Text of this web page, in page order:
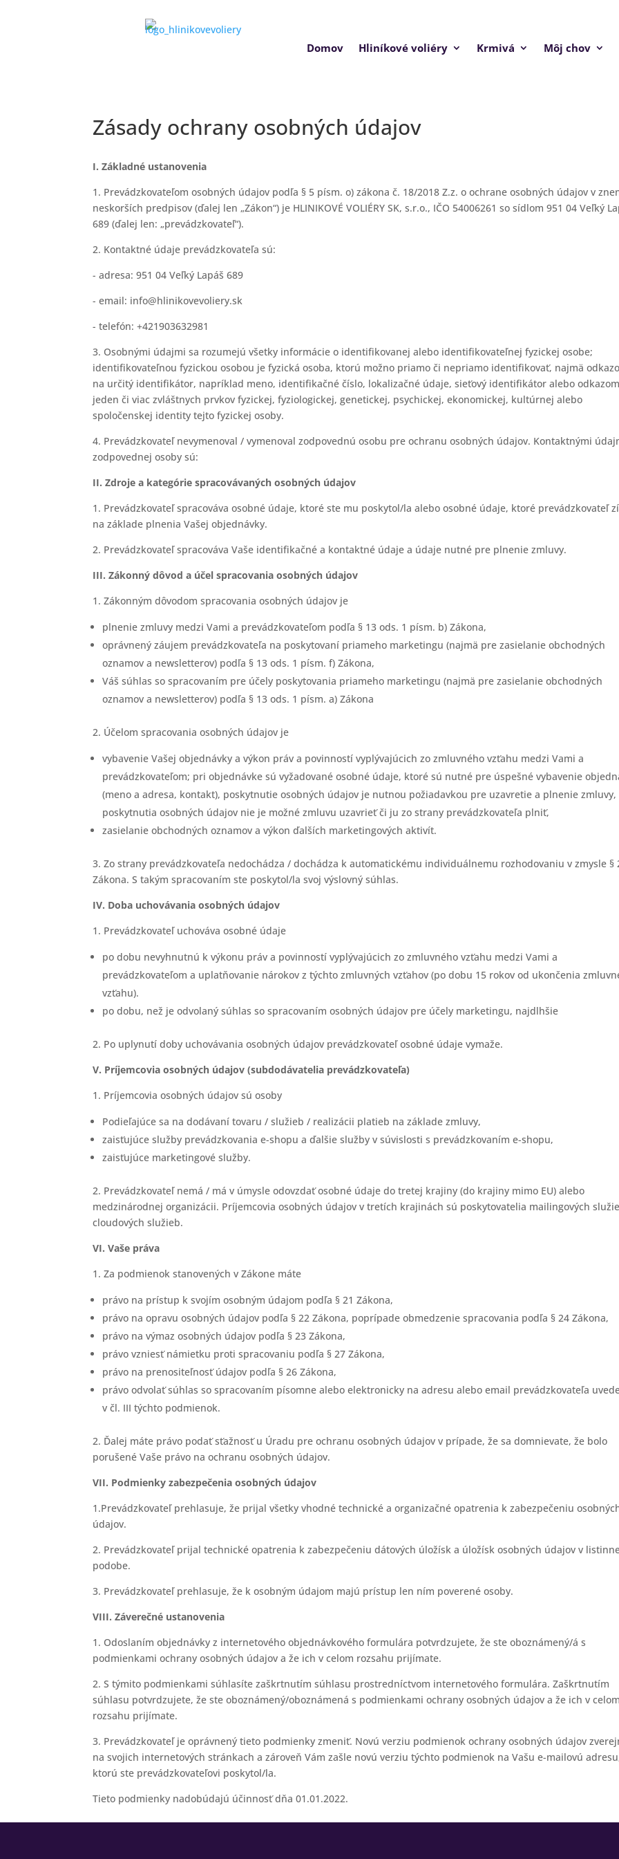
Domov Hliníkové voliéry Krmivá Môj chov
Zásady ochrany osobných údajov
I. Základné ustanovenia
1. Prevádzkovateľom osobných údajov podľa § 5 písm. o) zákona č. 18/2018 Z.z. o ochrane osobných údajov v
neskorších predpisov (ďalej len „Zákon“) je HLINIKOVÉ VOLIÉRY SK, s.r.o., IČO 54006261 so sídlom 951 04 Veľký
689 (ďalej len: „prevádzkovateľ“).
2. Kontaktné údaje prevádzkovateľa sú:
- adresa: 951 04 Veľký Lapáš 689
- email: info@hlinikovevoliery.sk
- telefón: +421903632981
3. Osobnými údajmi sa rozumejú všetky informácie o identifikovanej alebo identifikovateľnej fyzickej osobe;
identifikovateľnou fyzickou osobou je fyzická osoba, ktorú možno priamo či nepriamo identifikovať, najmä
na určitý identifikátor, napríklad meno, identifikačné číslo, lokalizačné údaje, sieťový identifikátor alebo
jeden či viac zvláštnych prvkov fyzickej, fyziologickej, genetickej, psychickej, ekonomickej, kultúrnej alebo
spoločenskej identity tejto fyzickej osoby.
4. Prevádzkovateľ nevymenoval / vymenoval zodpovednú osobu pre ochranu osobných údajov. Kontaktnými
zodpovednej osoby sú:
II. Zdroje a kategórie spracovávaných osobných údajov
1. Prevádzkovateľ spracováva osobné údaje, ktoré ste mu poskytol/la alebo osobné údaje, ktoré prevádzkovateľ
na základe plnenia Vašej objednávky.
2. Prevádzkovateľ spracováva Vaše identifikačné a kontaktné údaje a údaje nutné pre plnenie zmluvy.
III. Zákonný dôvod a účel spracovania osobných údajov
1. Zákonným dôvodom spracovania osobných údajov je
plnenie zmluvy medzi Vami a prevádzkovateľom podľa § 13 ods. 1 písm. b) Zákona,
oprávnený záujem prevádzkovateľa na poskytovaní priameho marketingu (najmä pre zasielanie obchodných
oznamov a newsletterov) podľa § 13 ods. 1 písm. f) Zákona,
Váš súhlas so spracovaním pre účely poskytovania priameho marketingu (najmä pre zasielanie obchodných
oznamov a newsletterov) podľa § 13 ods. 1 písm. a) Zákona
2. Účelom spracovania osobných údajov je
vybavenie Vašej objednávky a výkon práv a povinností vyplývajúcich zo zmluvného vzťahu medzi Vami a
prevádzkovateľom; pri objednávke sú vyžadované osobné údaje, ktoré sú nutné pre úspešné vybavenie
(meno a adresa, kontakt), poskytnutie osobných údajov je nutnou požiadavkou pre uzavretie a plnenie zmluvy,
poskytnutia osobných údajov nie je možné zmluvu uzavrieť či ju zo strany prevádzkovateľa plniť,
zasielanie obchodných oznamov a výkon ďalších marketingových aktivít.
3. Zo strany prevádzkovateľa nedochádza / dochádza k automatickému individuálnemu rozhodovaniu v zmysle §
Zákona. S takým spracovaním ste poskytol/la svoj výslovný súhlas.
IV. Doba uchovávania osobných údajov
1. Prevádzkovateľ uchováva osobné údaje
po dobu nevyhnutnú k výkonu práv a povinností vyplývajúcich zo zmluvného vzťahu medzi Vami a
prevádzkovateľom a uplatňovanie nárokov z týchto zmluvných vzťahov (po dobu 15 rokov od ukončenia
vzťahu).
po dobu, než je odvolaný súhlas so spracovaním osobných údajov pre účely marketingu, najdlhšie
2. Po uplynutí doby uchovávania osobných údajov prevádzkovateľ osobné údaje vymaže.
V. Príjemcovia osobných údajov (subdodávatelia prevádzkovateľa)
1. Príjemcovia osobných údajov sú osoby
Podieľajúce sa na dodávaní tovaru / služieb / realizácii platieb na základe zmluvy,
zaisťujúce služby prevádzkovania e-shopu a ďalšie služby v súvislosti s prevádzkovaním e-shopu,
zaisťujúce marketingové služby.
2. Prevádzkovateľ nemá / má v úmysle odovzdať osobné údaje do tretej krajiny (do krajiny mimo EU) alebo
medzinárodnej organizácii. Príjemcovia osobných údajov v tretích krajinách sú poskytovatelia mailingových
cloudových služieb.
VI. Vaše práva
1. Za podmienok stanovených v Zákone máte
právo na prístup k svojím osobným údajom podľa § 21 Zákona,
právo na opravu osobných údajov podľa § 22 Zákona, poprípade obmedzenie spracovania podľa § 24 Zákona,
právo na výmaz osobných údajov podľa § 23 Zákona,
právo vzniesť námietku proti spracovaniu podľa § 27 Zákona,
právo na prenositeľnosť údajov podľa § 26 Zákona,
právo odvolať súhlas so spracovaním písomne alebo elektronicky na adresu alebo email prevádzkovateľa
v čl. III týchto podmienok.
2. Ďalej máte právo podať sťažnosť u Úradu pre ochranu osobných údajov v prípade, že sa domnievate, že bolo
porušené Vaše právo na ochranu osobných údajov.
VII. Podmienky zabezpečenia osobných údajov
1.Prevádzkovateľ prehlasuje, že prijal všetky vhodné technické a organizačné opatrenia k zabezpečeniu
údajov.
2. Prevádzkovateľ prijal technické opatrenia k zabezpečeniu dátových úložísk a úložísk osobných údajov v
podobe.
3. Prevádzkovateľ prehlasuje, že k osobným údajom majú prístup len ním poverené osoby.
VIII. Záverečné ustanovenia
1. Odoslaním objednávky z internetového objednávkového formulára potvrdzujete, že ste oboznámený/á s
podmienkami ochrany osobných údajov a že ich v celom rozsahu prijímate.
2. S týmito podmienkami súhlasíte zaškrtnutím súhlasu prostredníctvom internetového formulára. Zaškrtnutím
súhlasu potvrdzujete, že ste oboznámený/oboznámená s podmienkami ochrany osobných údajov a že ich v celom
rozsahu prijímate.
3. Prevádzkovateľ je oprávnený tieto podmienky zmeniť. Novú verziu podmienok ochrany osobných údajov
na svojich internetových stránkach a zároveň Vám zašle novú verziu týchto podmienok na Vašu e-mailovú
ktorú ste prevádzkovateľovi poskytol/la.
Tieto podmienky nadobúdajú účinnosť dňa 01.01.2022.